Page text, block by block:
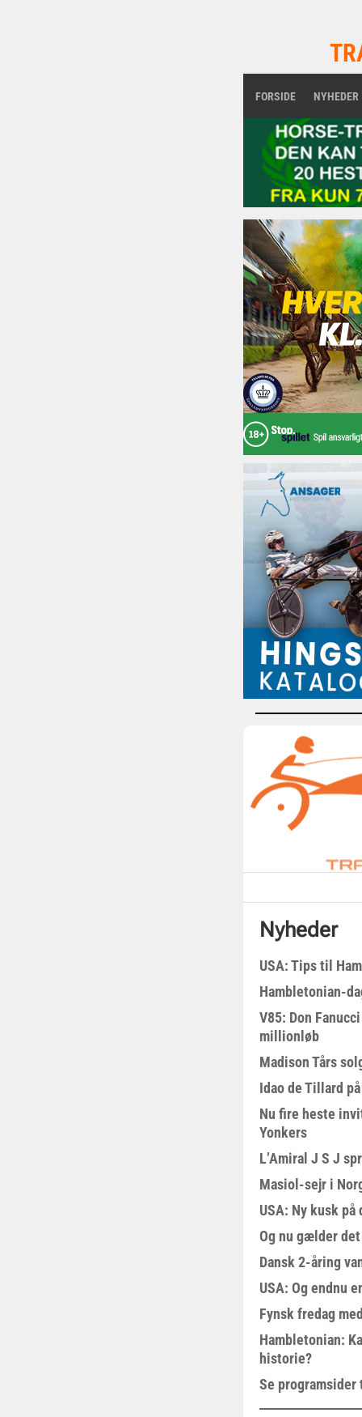
FORSIDE NYHEDER
Nyheder
USA: Tips til
Hambletonian-
V85: Don
millionløb
Madison Tårs
Idao de Tillard
Nu fire heste
Yonkers
L’Amiral J S J
Masiol-sejr i
USA: Ny kusk på
Og nu gælder
Dansk 2-åring
USA: Og endnu
Fynsk fredag
Hambletonian:
historie?
Se